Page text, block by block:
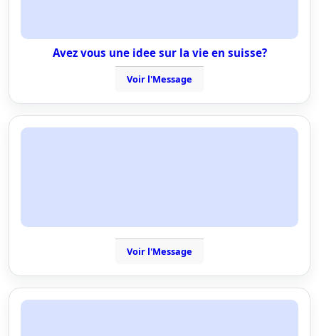
Avez vous une idee sur la vie en suisse?
Voir l'Message
Voir l'Message